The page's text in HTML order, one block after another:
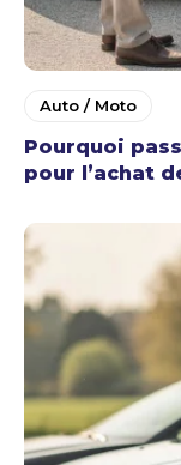
Auto / Moto
Pourquoi
pour l’achat